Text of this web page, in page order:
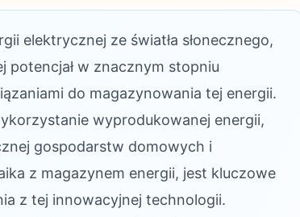
elektrycznej ze światła słonecznego,
potencjał w znacznym stopniu
do magazynowania tej energii.
wyprodukowanej energii,
gospodarstw domowych i
z magazynem energii, jest kluczowe
z tej innowacyjnej technologii.